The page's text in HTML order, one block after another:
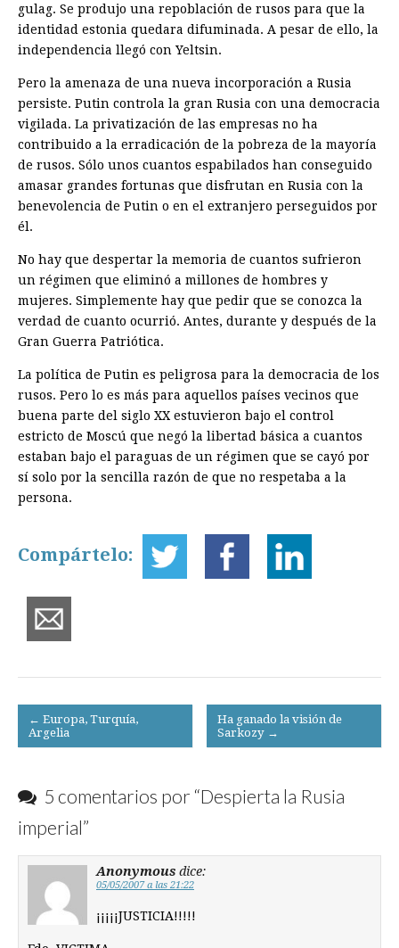
gulag. Se produjo una repoblación de rusos para que la
identidad estonia quedara difuminada. A pesar de ello, la
independencia llegó con Yeltsin.
Pero la amenaza de una nueva incorporación a Rusia
persiste. Putin controla la gran Rusia con una democracia
vigilada. La privatización de las empresas no ha
contribuido a la erradicación de la pobreza de la mayoría
de rusos. Sólo unos cuantos espabilados han conseguido
amasar grandes fortunas que disfrutan en Rusia con la
benevolencia de Putin o en el extranjero perseguidos por
él.
No hay que despertar la memoria de cuantos sufrieron
un régimen que eliminó a millones de hombres y
mujeres. Simplemente hay que pedir que se conozca la
verdad de cuanto ocurrió. Antes, durante y después de la
Gran Guerra Patriótica.
La política de Putin es peligrosa para la democracia de los
rusos. Pero lo es más para aquellos países vecinos que
buena parte del siglo XX estuvieron bajo el control
estricto de Moscú que negó la libertad básica a cuantos
estaban bajo el paraguas de un régimen que se cayó por
sí solo por la sencilla razón de que no respetaba a la
persona.
Compártelo:
Post
navigation
← Europa, Turquía,
Argelia
Ha ganado la visión de
Sarkozy →
5 comentarios por “Despierta la Rusia
imperial”
Anonymous dice:
05/05/2007 a las 21:22
¡¡¡¡¡JUSTICIA!!!!!